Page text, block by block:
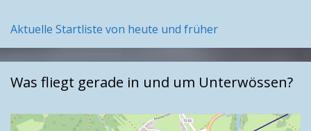
Aktuelle Startliste von heute und früher
Was fliegt gerade in und um Unterwössen?